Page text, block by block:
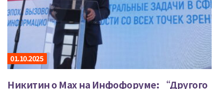
01.10.2025
Никитин о Max на Инфофоруме: “Другого